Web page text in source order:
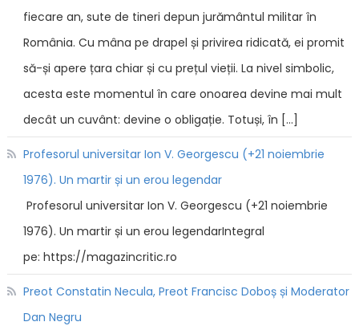
fiecare an, sute de tineri depun jurământul militar în
România. Cu mâna pe drapel și privirea ridicată, ei promit
să-și apere țara chiar și cu prețul vieții. La nivel simbolic,
acesta este momentul în care onoarea devine mai mult
decât un cuvânt: devine o obligație. Totuși, în […]
Profesorul universitar Ion V. Georgescu (+21 noiembrie
1976). Un martir și un erou legendar
Profesorul universitar Ion V. Georgescu (+21 noiembrie
1976). Un martir și un erou legendarIntegral
pe: https://magazincritic.ro
Preot Constatin Necula, Preot Francisc Doboș și Moderator
Dan Negru